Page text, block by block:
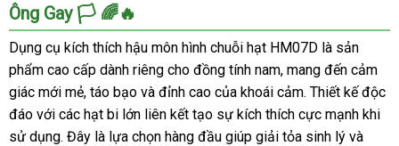
Ông Gay 🏳️ 🌈🔥
Dụng cụ kích thích hậu môn hình chuỗi hạt HM07D là sản
phẩm cao cấp dành riêng cho đồng tính nam, mang đến cảm
giác mới mẻ, táo bạo và đỉnh cao của khoái cảm. Thiết kế độc
đáo với các hạt bi lớn liên kết tạo sự kích thích cực mạnh khi
sử dụng. Đây là lựa chọn hàng đầu giúp giải tỏa sinh lý và